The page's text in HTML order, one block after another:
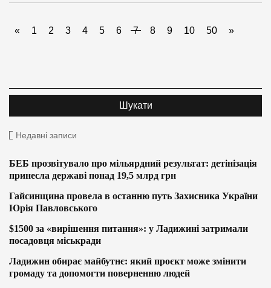
« 1 2 3 4 5 6 7 8 9 10 50 »
Недавні записи
БЕБ прозвітувало про мільярдний результат: детінізація
принесла державі понад 19,5 млрд грн
Гайсинщина провела в останню путь Захисника України
Юрія Павловського
$1500 за «вирішення питання»: у Ладижині затримали
посадовця міськради
Ладижин обирає майбутнє: який проєкт може змінити
громаду та допомогти поверненню людей